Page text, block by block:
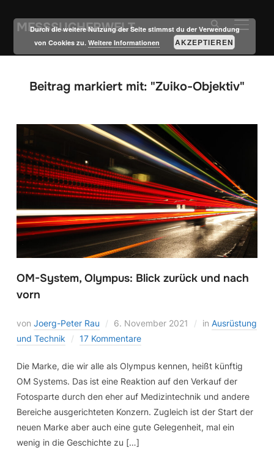
MESSSUCHERWELT
Beitrag markiert mit: "Zuiko-Objektiv"
OM-System, Olympus: Blick zurück und nach
vorn
von Joerg-Peter Rau 6. November 2021 in Ausrüstung
und Technik
17 Kommentare
Die Marke, die wir alle als Olympus kennen, heißt künftig
OM Systems. Das ist eine Reaktion auf den Verkauf der
Fotosparte durch den eher auf Medizintechnik und andere
Bereiche ausgerichteten Konzern. Zugleich ist der Start der
neuen Marke aber auch eine gute Gelegenheit, mal ein
wenig in die Geschichte zu […]
Durch die weitere Nutzung der Seite stimmst du der Verwendung
von Cookies zu.Weitere Informationen AKZEPTIEREN